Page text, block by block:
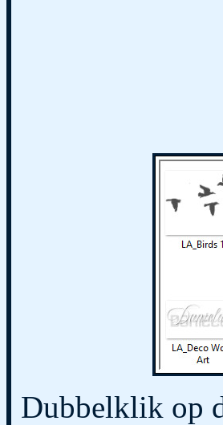
Dubbelklik op